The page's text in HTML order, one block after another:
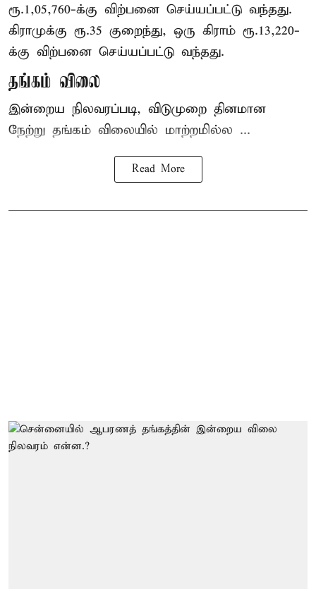
ரூ.1,05,760-க்கு விற்பனை செய்யப்பட்டு வந்தது.
கிராமுக்கு ரூ.35 குறைந்து, ஒரு கிராம் ரூ.13,220-
க்கு விற்பனை செய்யப்பட்டு வந்தது.
தங்கம் விலை
இன்றைய நிலவரப்படி, விடுமுறை தினமான
நேற்று தங்கம் விலையில் மாற்றமில்ல ...
Read More